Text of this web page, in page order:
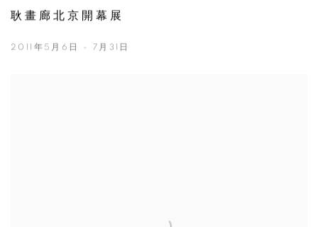
耿畫廊北京開幕展
2011年5月6日 - 7月31日